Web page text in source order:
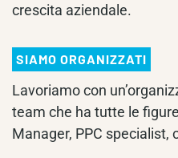
crescita aziendale.
SIAMO ORGANIZZATI
Lavoriamo con
team che ha tutte le
Manager, PPC specialist,